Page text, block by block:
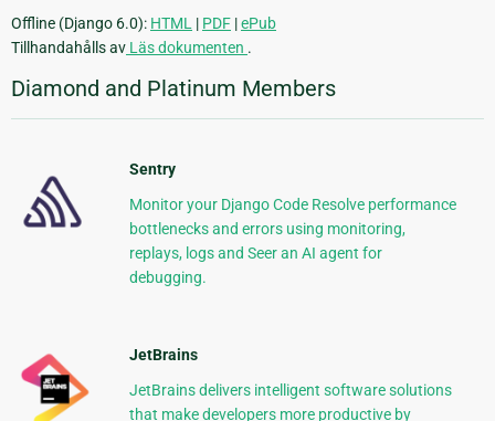
Offline (Django 6.0): HTML | PDF |ePub
Tillhandahålls av Läs dokumenten .
Diamond and Platinum Members
Sentry
Monitor your Django Code Resolve performance
bottlenecks and errors using monitoring,
replays, logs and Seer an AI agent for
debugging.
JetBrains
JetBrains delivers intelligent software solutions
that make developers more productive by